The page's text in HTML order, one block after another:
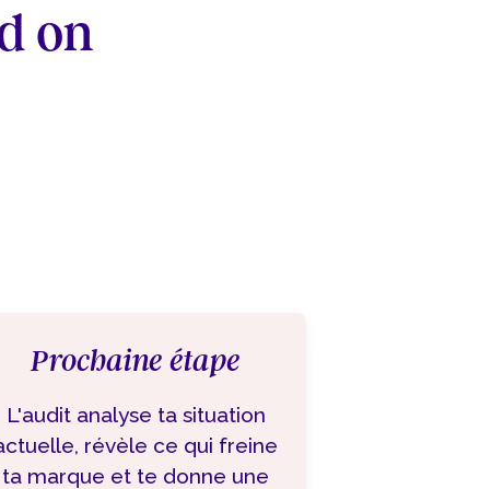
on
Prochaine étape
L'audit analyse ta situation
révèle ce qui freine
ta marque et te donne une